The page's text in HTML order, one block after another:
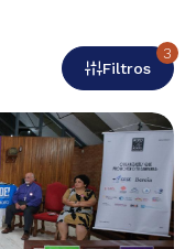
Filtros
3